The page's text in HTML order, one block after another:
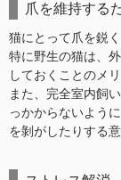
爪を維持する
猫にとって爪を鋭
特に野生の猫は、
しておくことのメ
また、完全室内飼
っかからないよう
を剝がしたりする